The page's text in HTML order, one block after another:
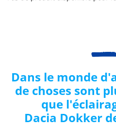
Dans le monde
de choses sont
que
Dacia Dokker